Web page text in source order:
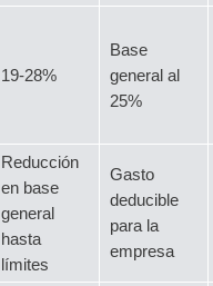
19-28%
Base
general al
25%
Reducción
en base
general
hasta
límites
Gasto
deducible
para la
empresa